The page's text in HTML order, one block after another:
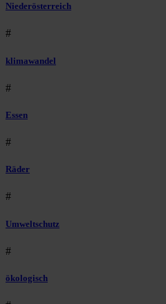
Niederösterreich
#
klimawandel
#
Essen
#
Räder
#
Umweltschutz
#
ökologisch